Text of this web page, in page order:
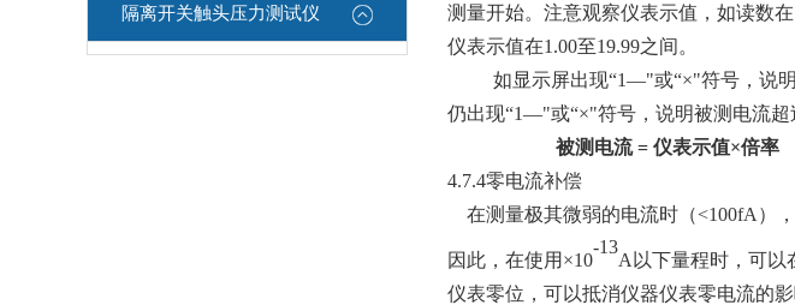
隔离开关触头压力测试仪
测量开始。注意观察仪表示值，如读数在
仪表示值在1.00至19.99之间。
如显示屏出现“1—"或“×"符号，说
仍出现“1—"或“×"符号，说明被测电流超
被测电流 = 仪表示值×倍率
4.7.4零电流补偿
在测量极其微弱的电流时（<100fA ）
因此，在使用×10
-13
A 以下量程时，可以
仪表零位，可以抵消仪器仪表零电流的